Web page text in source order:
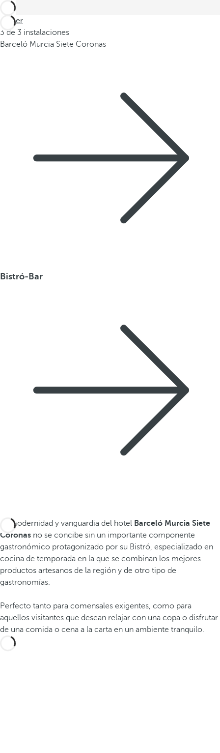
Volver
3 de 3 instalaciones
Barceló Murcia Siete Coronas
Bistró-Bar
La modernidad y vanguardia del hotel Barceló Murcia Siete
Coronas no se concibe sin un importante componente
gastronómico protagonizado por su Bistró, especializado en
cocina de temporada en la que se combinan los mejores
productos artesanos de la región y de otro tipo de
gastronomías.
Perfecto tanto para comensales exigentes, como para
aquellos visitantes que desean relajar con una copa o disfrutar
de una comida o cena a la carta en un ambiente tranquilo.